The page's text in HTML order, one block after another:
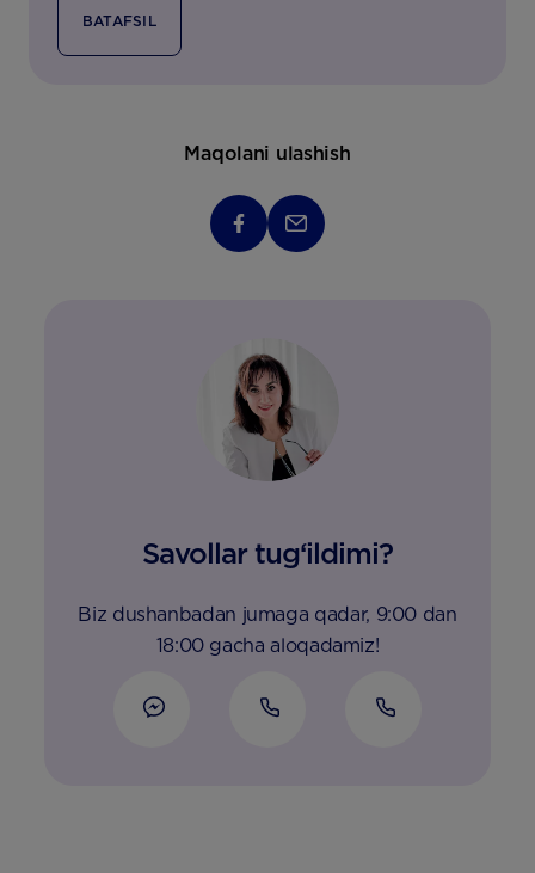
BATAFSIL
Maqolani ulashish
Savollar tug‘ildimi?
Biz dushanbadan jumaga qadar, 9:00 dan
18:00 gacha aloqadamiz!